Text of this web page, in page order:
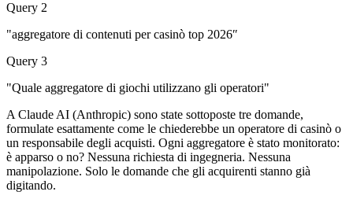
Query 2
"aggregatore di contenuti per casinò top 2026″
Query 3
"Quale aggregatore di giochi utilizzano gli operatori"
A Claude AI (Anthropic) sono state sottoposte tre domande,
formulate esattamente come le chiederebbe un operatore di casinò o
un responsabile degli acquisti. Ogni aggregatore è stato monitorato:
è apparso o no? Nessuna richiesta di ingegneria. Nessuna
manipolazione. Solo le domande che gli acquirenti stanno già
digitando.